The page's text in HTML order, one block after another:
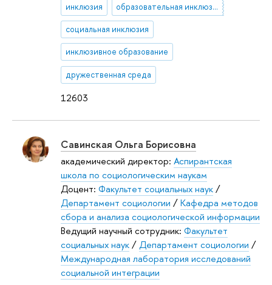
12603
инклюзия образовательная инклюзия
социальная инклюзия
инклюзивное образование
дружественная среда
Савинская Ольга Борисовна
академический директор: Аспирантская
школа по социологическим наукам
Доцент: Факультет социальных наук/
Департамент социологии /Кафедра методов
сбора и анализа социологической информации
Ведущий научный сотрудник: Факультет
социальных наук/Департамент социологии /
Международная лаборатория исследований
социальной интеграции